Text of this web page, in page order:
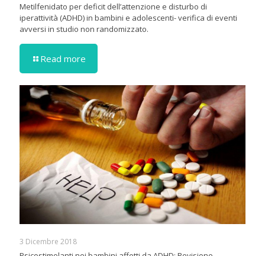
Metilfenidato per deficit dell’attenzione e disturbo di
iperattività (ADHD) in bambini e adolescenti- verifica di eventi
avversi in studio non randomizzato.
Read more
3 Dicembre 2018